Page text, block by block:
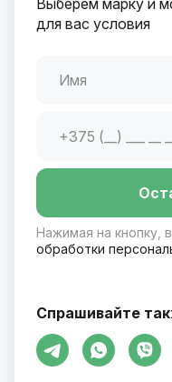
Выберем марку и
для вас условия
Нажимая на кнопку,
обработки
Спрашивайте